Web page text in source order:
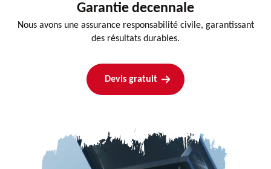
Garantie decennale
Nous avons une assurance responsabilité civile, garantissant
des résultats durables.
Devis gratuit